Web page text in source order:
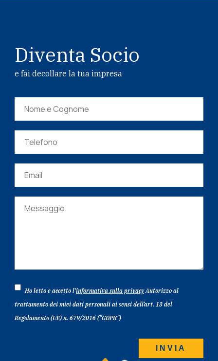
Diventa Socio
e fai decollare la tua impresa
Ho letto e accetto l'informativa sulla privacyAutorizzo al
trattamento dei miei dati personali ai sensi dell’art. 13 del
Regolamento (UE) n. 679/2016 ("GDPR")